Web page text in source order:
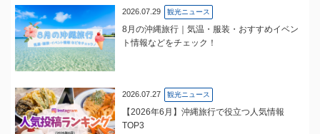
2026.07.29 観光ニュース
8月の沖縄旅行｜気温・服装・おすすめイベン
ト情報などをチェック！
2026.07.27 観光ニュース
【2026年6月】沖縄旅行で役立つ人気情報
TOP3